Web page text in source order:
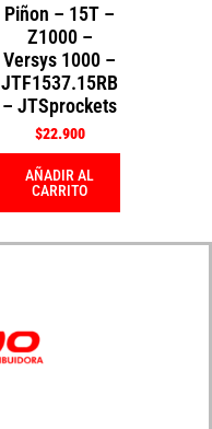
Piñon – 15T –
Z1000 –
Versys 1000 –
JTF1537.15RB
– JTSprockets
$22.900
AÑADIR AL
CARRITO